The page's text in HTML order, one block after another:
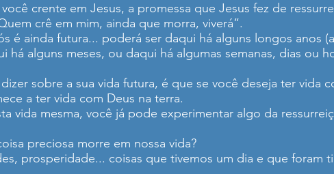
crente em Jesus, a promessa que Jesus fez de
crê em mim, ainda que morra, viverá”.
é ainda futura... poderá ser daqui há alguns longos anos
há alguns meses, ou daqui há algumas semanas, dias ou
sobre a sua vida futura, é que se você deseja ter vida
a ter vida com Deus na terra.
vida mesma, você já pode experimentar algo da
preciosa morre em nossa vida?
prosperidade... coisas que tivemos um dia e que foram